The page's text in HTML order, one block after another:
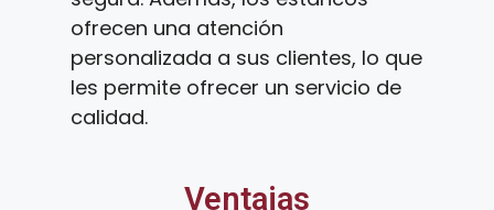
ofrecen una atención
personalizada a sus clientes, lo que
les permite ofrecer un servicio de
calidad.
Ventajas